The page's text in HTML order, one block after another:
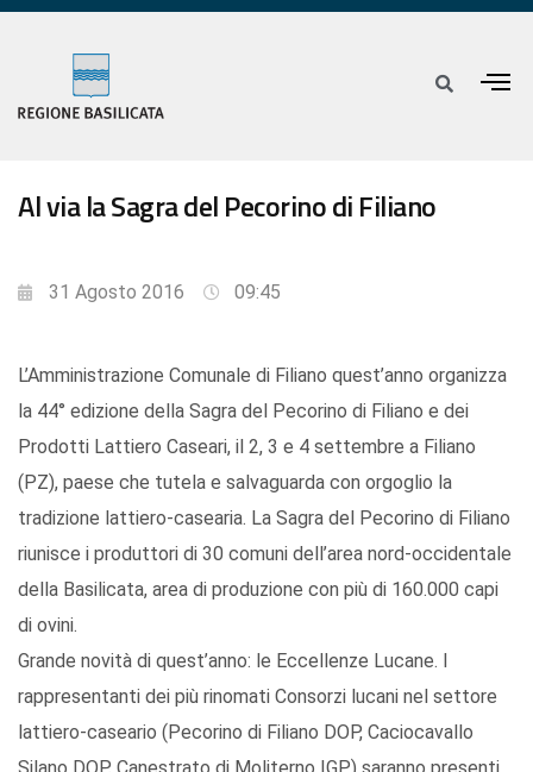
Al via la Sagra del Pecorino di Filiano
31 Agosto 2016 09:45
L’Amministrazione Comunale di Filiano quest’anno organizza
la 44° edizione della Sagra del Pecorino di Filiano e dei
Prodotti Lattiero Caseari, il 2, 3 e 4 settembre a Filiano
(PZ), paese che tutela e salvaguarda con orgoglio la
tradizione lattiero-casearia. La Sagra del Pecorino di Filiano
riunisce i produttori di 30 comuni dell’area nord-occidentale
della Basilicata, area di produzione con più di 160.000 capi
di ovini.
Grande novità di quest’anno: le Eccellenze Lucane. I
rappresentanti dei più rinomati Consorzi lucani nel settore
lattiero-caseario (Pecorino di Filiano DOP, Caciocavallo